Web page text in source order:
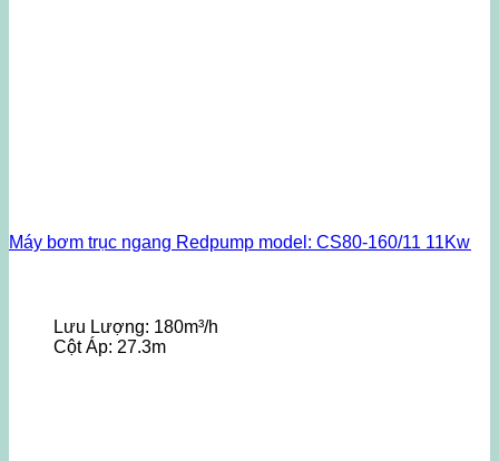
Máy bơm trục ngang Redpump model: CS80-160/11 11Kw
Lưu Lượng: 180m³/h
Cột Áp: 27.3m